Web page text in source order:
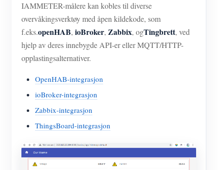
IAMMETER-målere kan kobles til diverse
overvåkingsverktøy med åpen kildekode, som
f.eks.openHAB, ioBroker, Zabbix, ogTingbrett, ved
hjelp av deres innebygde API-er eller MQTT/HTTP-
opplastingsalternativer.
OpenHAB-integrasjon
ioBroker-integrasjon
Zabbix-integrasjon
ThingsBoard-integrasjon